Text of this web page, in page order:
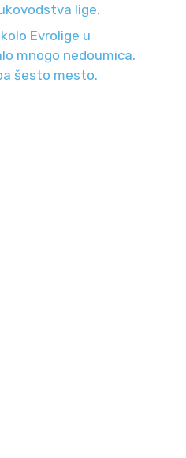
lige.
Evrolige u
mnogo nedoumica.
šesto mesto.